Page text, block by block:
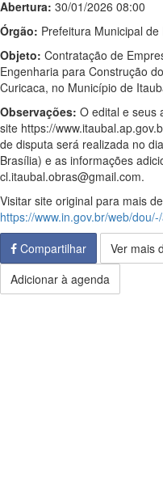
Abertura: 30/01/2026 08:00
Órgão: Prefeitura Municipal de
Objeto: Contratação de
Engenharia para Construção
Curicaca, no Município de
Observações: O edital e seus
site https://
de disputa será realizada no
Brasília) e as informações
cl.itaubal.obras@gmail.com.
Visitar site original para mais
https://www.in.gov.br/web/
Compartilhar
Ver mais
Adicionar à agenda